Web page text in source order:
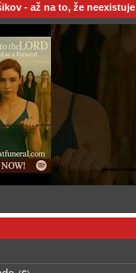
- až na to, že neexistuje